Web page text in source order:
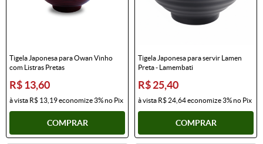
Tigela Japonesa para Owan Vinho
com Listras Pretas
R$ 13,60
à vista R$ 13,19economize3%no Pix
COMPRAR
Tigela Japonesa para servir Lamen
Preta - Lamembati
R$ 25,40
à vista R$ 24,64economize3%no Pix
COMPRAR